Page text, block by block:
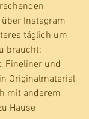
Instagram
täglich um
braucht:
Fineliner und
Originalmaterial
mit anderem
Hause